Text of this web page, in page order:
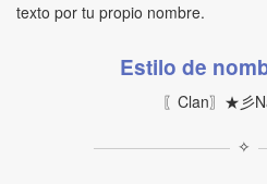
texto por tu propio nombre.
Estilo de
〖Clan〗★彡
✧